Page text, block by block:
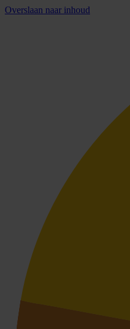
Overslaan naar inhoud